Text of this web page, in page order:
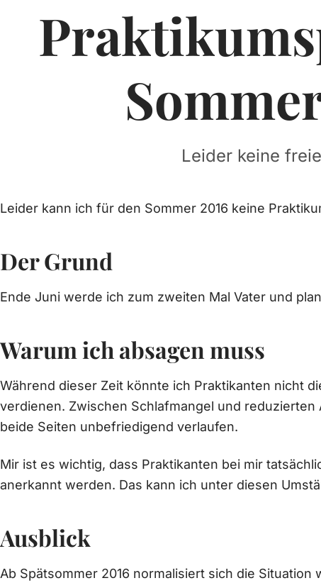
Leider keine
Leider kann ich für den Sommer 2016 keine
Der Grund
Ende Juni werde ich zum zweiten Mal Vater und
Warum ich absagen muss
Während dieser Zeit könnte ich Praktikanten nicht
verdienen. Zwischen Schlafmangel und
beide Seiten unbefriedigend verlaufen.
Mir ist es wichtig, dass Praktikanten bei mir
anerkannt werden. Das kann ich unter diesen
Ausblick
Ab Spätsommer 2016 normalisiert sich die Situation